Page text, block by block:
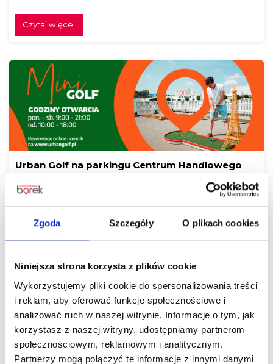
Zgoda Szczegóły O plikach cookies
Niniejsza strona korzysta z plików cookie
Wykorzystujemy pliki cookie do spersonalizowania treści
i reklam, aby oferować funkcje społecznościowe i
analizować ruch w naszej witrynie. Informacje o tym, jak
korzystasz z naszej witryny, udostępniamy partnerom
społecznościowym, reklamowym i analitycznym.
Partnerzy mogą połączyć te informacje z innymi danymi
Czytaj więcej
Urban Golf na parkingu Centrum Handlowego
Borek!
Czas na letnie odświeżenie! Odkryj gorące